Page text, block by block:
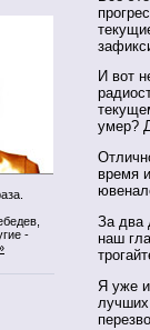
-
И вот
умер?
время
За два
наш
Я уже